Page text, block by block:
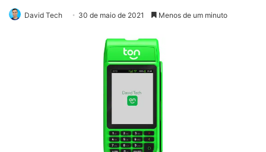
David Tech 30 de maio de 2021 Menos de um minuto